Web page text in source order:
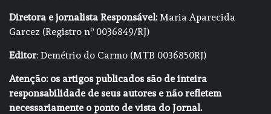
Diretora e jornalista Responsável:Maria Aparecida
Garcez (Registro nº 0036849/RJ)
Editor: Demétrio do Carmo (MTB 0036850RJ)
Atenção: os artigos publicados são de inteira
responsabilidade de seus autores e não refletem
necessariamente o ponto de vista do Jornal.